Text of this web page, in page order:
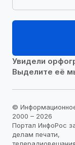
Увидели
Выделите её
©
2000 – 2026
Портал ИнфоРос
делам печати,